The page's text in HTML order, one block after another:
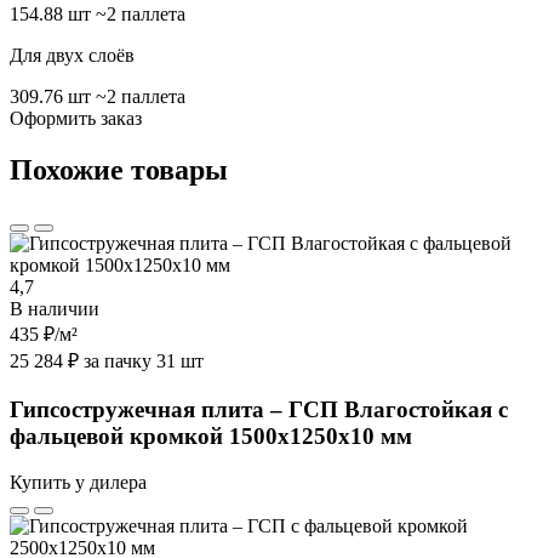
154.88 шт ~2 паллета
Для двух слоёв
309.76 шт ~2 паллета
Оформить заказ
Похожие товары
4,7
В наличии
435 ₽/м²
25 284 ₽ за пачку 31 шт
Гипсостружечная плита – ГСП Влагостойкая с
фальцевой кромкой 1500х1250х10 мм
Купить у дилера